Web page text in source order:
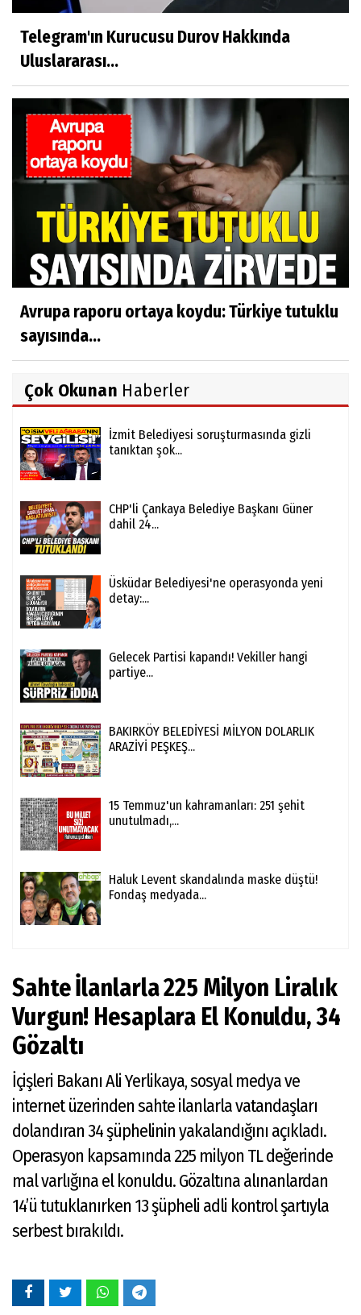
Telegram'ın Kurucusu Durov Hakkında
Uluslararası...
Avrupa raporu ortaya koydu: Türkiye tutuklu
sayısında...
Çok Okunan Haberler
İzmit Belediyesi soruşturmasında gizli
tanıktan şok...
CHP'li Çankaya Belediye Başkanı Güner
dahil 24...
Üsküdar Belediyesi'ne operasyonda yeni
detay:...
Gelecek Partisi kapandı! Vekiller hangi
partiye...
BAKIRKÖY BELEDİYESİ MİLYON DOLARLIK
ARAZİYİ PEŞKEŞ...
15 Temmuz'un kahramanları: 251 şehit
unutulmadı,...
Haluk Levent skandalında maske düştü!
Fondaş medyada...
Sahte İlanlarla 225 Milyon Liralık
Vurgun! Hesaplara El Konuldu, 34
Gözaltı
İçişleri Bakanı Ali Yerlikaya, sosyal medya ve
internet üzerinden sahte ilanlarla vatandaşları
dolandıran 34 şüphelinin yakalandığını açıkladı.
Operasyon kapsamında 225 milyon TL değerinde
mal varlığına el konuldu. Gözaltına alınanlardan
14’ü tutuklanırken 13 şüpheli adli kontrol şartıyla
serbest bırakıldı.